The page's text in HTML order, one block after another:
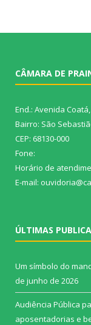
CÂMARA DE
End.: Avenida Coatá,
Bairro: São
CEP: 68130-000
Fone:
Horário de
E-mail:
ÚLTIMAS
Um símbolo do
de junho de 2026
Audiência Pública
aposentadorias e